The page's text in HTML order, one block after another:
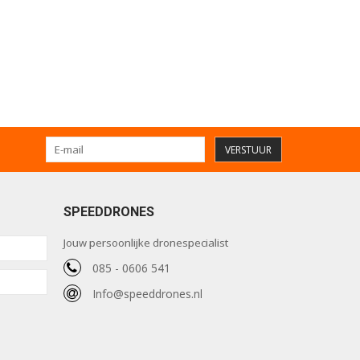
VERSTUUR
SPEEDDRONES
Jouw persoonlijke dronespecialist
085 - 0606 541
Info@speeddrones.nl